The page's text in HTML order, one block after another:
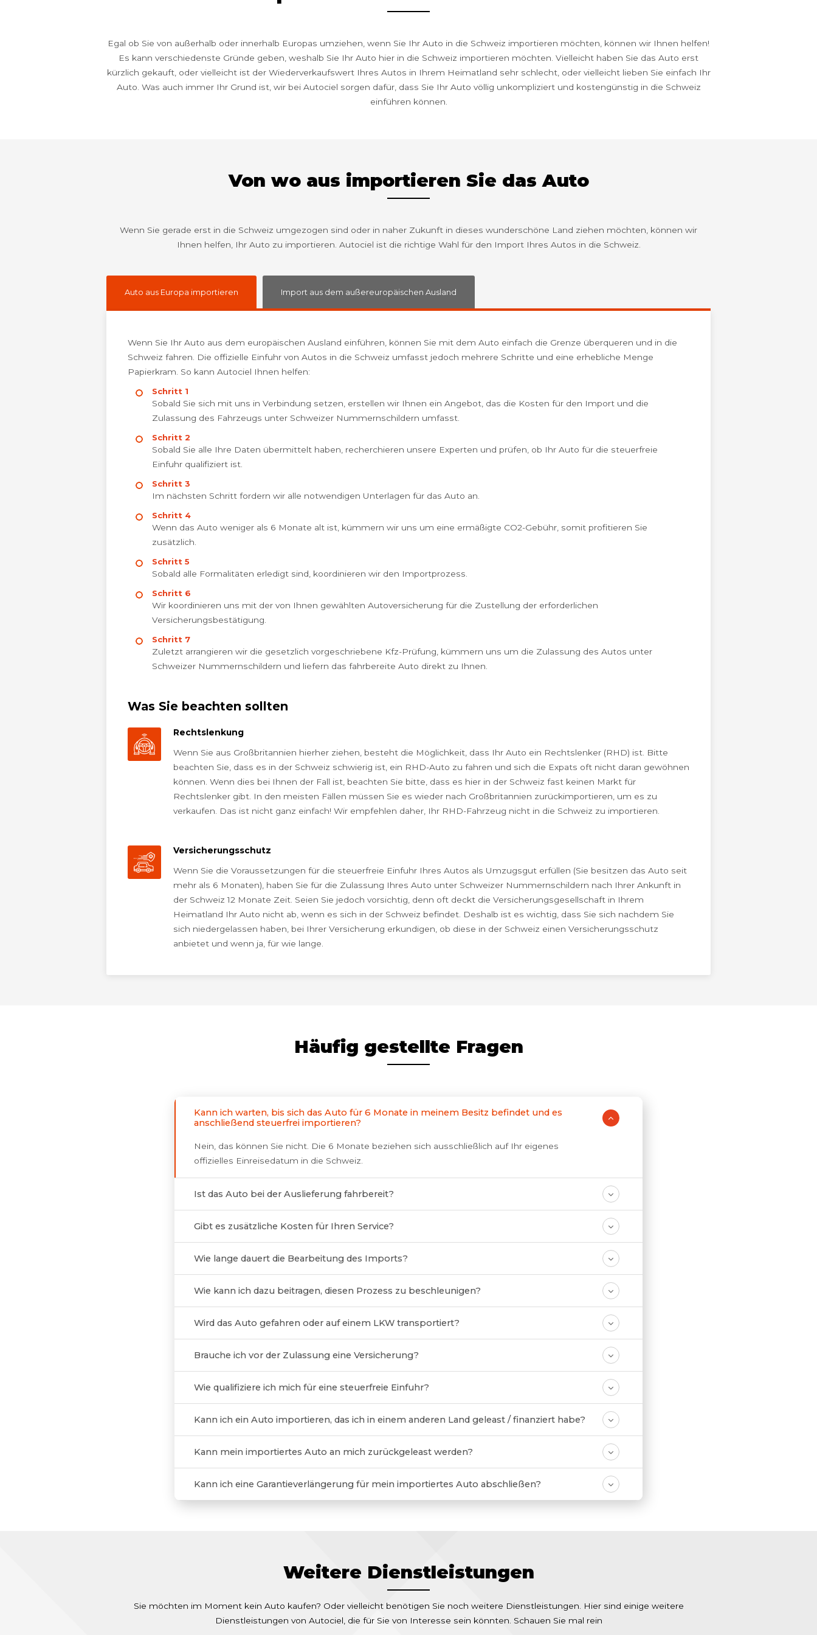
Egal ob Sie von außerhalb oder innerhalb Europas umziehen, wenn Sie Ihr Auto in die Schweiz importieren möchten, können wir Ihnen helfen!
Es kann verschiedenste Gründe geben, weshalb Sie Ihr Auto hier in die Schweiz importieren möchten. Vielleicht haben Sie das Auto erst
kürzlich gekauft, oder vielleicht ist der Wiederverkaufswert Ihres Autos in Ihrem Heimatland sehr schlecht, oder vielleicht lieben Sie einfach Ihr
Auto. Was auch immer Ihr Grund ist, wir bei Autociel sorgen dafür, dass Sie Ihr Auto völlig unkompliziert und kostengünstig in die Schweiz
einführen können.
Von wo aus importieren Sie das Auto
Wenn Sie gerade erst in die Schweiz umgezogen sind oder in naher Zukunft in dieses wunderschöne Land ziehen möchten, können wir
Ihnen helfen, Ihr Auto zu importieren. Autociel ist die richtige Wahl für den Import Ihres Autos in die Schweiz.
Auto aus Europa importieren Import aus dem außereuropäischen Ausland
Wenn Sie Ihr Auto aus dem europäischen Ausland einführen, können Sie mit dem Auto einfach die Grenze überqueren und in die
Schweiz fahren. Die offizielle Einfuhr von Autos in die Schweiz umfasst jedoch mehrere Schritte und eine erhebliche Menge
Papierkram. So kann Autociel Ihnen helfen:
Schritt 1
Sobald Sie sich mit uns in Verbindung setzen, erstellen wir Ihnen ein Angebot, das die Kosten für den Import und die
Zulassung des Fahrzeugs unter Schweizer Nummernschildern umfasst.
Schritt 2
Sobald Sie alle Ihre Daten übermittelt haben, recherchieren unsere Experten und prüfen, ob Ihr Auto für die steuerfreie
Einfuhr qualifiziert ist.
Schritt 3
Im nächsten Schritt fordern wir alle notwendigen Unterlagen für das Auto an.
Schritt 4
Wenn das Auto weniger als 6 Monate alt ist, kümmern wir uns um eine ermäßigte CO2-Gebühr, somit profitieren Sie
zusätzlich.
Schritt 5
Sobald alle Formalitäten erledigt sind, koordinieren wir den Importprozess.
Schritt 6
Wir koordinieren uns mit der von Ihnen gewählten Autoversicherung für die Zustellung der erforderlichen
Versicherungsbestätigung.
Schritt 7
Zuletzt arrangieren wir die gesetzlich vorgeschriebene Kfz-Prüfung, kümmern uns um die Zulassung des Autos unter
Schweizer Nummernschildern und liefern das fahrbereite Auto direkt zu Ihnen.
Was Sie beachten sollten
Rechtslenkung
Wenn Sie aus Großbritannien hierher ziehen, besteht die Möglichkeit, dass Ihr Auto ein Rechtslenker (RHD) ist. Bitte
beachten Sie, dass es in der Schweiz schwierig ist, ein RHD-Auto zu fahren und sich die Expats oft nicht daran gewöhnen
können. Wenn dies bei Ihnen der Fall ist, beachten Sie bitte, dass es hier in der Schweiz fast keinen Markt für
Rechtslenker gibt. In den meisten Fällen müssen Sie es wieder nach Großbritannien zurückimportieren, um es zu
verkaufen. Das ist nicht ganz einfach! Wir empfehlen daher, Ihr RHD-Fahrzeug nicht in die Schweiz zu importieren.
Versicherungsschutz
Wenn Sie die Voraussetzungen für die steuerfreie Einfuhr Ihres Autos als Umzugsgut erfüllen (Sie besitzen das Auto seit
mehr als 6 Monaten), haben Sie für die Zulassung Ihres Auto unter Schweizer Nummernschildern nach Ihrer Ankunft in
der Schweiz 12 Monate Zeit. Seien Sie jedoch vorsichtig, denn oft deckt die Versicherungsgesellschaft in Ihrem
Heimatland Ihr Auto nicht ab, wenn es sich in der Schweiz befindet. Deshalb ist es wichtig, dass Sie sich nachdem Sie
sich niedergelassen haben, bei Ihrer Versicherung erkundigen, ob diese in der Schweiz einen Versicherungsschutz
anbietet und wenn ja, für wie lange.
Häufig gestellte Fragen
Kann ich warten, bis sich das Auto für 6 Monate in meinem Besitz befindet und es
anschließend steuerfrei importieren?
Nein, das können Sie nicht. Die 6 Monate beziehen sich ausschließlich auf Ihr eigenes
offizielles Einreisedatum in die Schweiz.
Ist das Auto bei der Auslieferung fahrbereit?
Gibt es zusätzliche Kosten für Ihren Service?
Wie lange dauert die Bearbeitung des Imports?
Wie kann ich dazu beitragen, diesen Prozess zu beschleunigen?
Wird das Auto gefahren oder auf einem LKW transportiert?
Brauche ich vor der Zulassung eine Versicherung?
Wie qualifiziere ich mich für eine steuerfreie Einfuhr?
Kann ich ein Auto importieren, das ich in einem anderen Land geleast / finanziert habe?
Kann mein importiertes Auto an mich zurückgeleast werden?
Kann ich eine Garantieverlängerung für mein importiertes Auto abschließen?
Weitere Dienstleistungen
Sie möchten im Moment kein Auto kaufen? Oder vielleicht benötigen Sie noch weitere Dienstleistungen. Hier sind einige weitere
Dienstleistungen von Autociel, die für Sie von Interesse sein könnten. Schauen Sie mal rein